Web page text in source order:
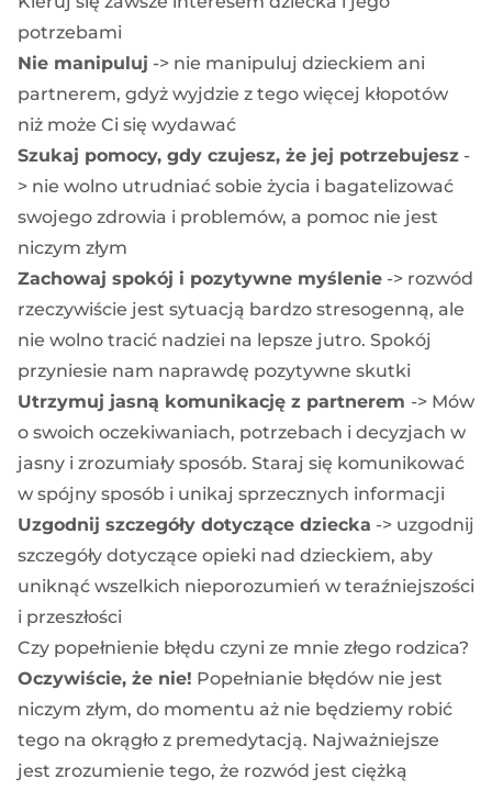
potrzebami
Nie manipuluj -> nie manipuluj dzieckiem ani
partnerem, gdyż wyjdzie z tego więcej kłopotów
niż może Ci się wydawać
Szukaj pomocy, gdy czujesz, że jej potrzebujesz -
> nie wolno utrudniać sobie życia i bagatelizować
swojego zdrowia i problemów, a pomoc nie jest
niczym złym
Zachowaj spokój i pozytywne myślenie -> rozwód
rzeczywiście jest sytuacją bardzo stresogenną, ale
nie wolno tracić nadziei na lepsze jutro. Spokój
przyniesie nam naprawdę pozytywne skutki
Utrzymuj jasną komunikację z partnerem -> Mów
o swoich oczekiwaniach, potrzebach i decyzjach w
jasny i zrozumiały sposób. Staraj się komunikować
w spójny sposób i unikaj sprzecznych informacji
Uzgodnij szczegóły dotyczące dziecka -> uzgodnij
szczegóły dotyczące opieki nad dzieckiem, aby
uniknąć wszelkich nieporozumień w teraźniejszości
i przeszłości
Czy popełnienie błędu czyni ze mnie złego rodzica?
Oczywiście, że nie! Popełnianie błędów nie jest
niczym złym, do momentu aż nie będziemy robić
tego na okrągło z premedytacją. Najważniejsze
jest zrozumienie tego, że rozwód jest ciężką